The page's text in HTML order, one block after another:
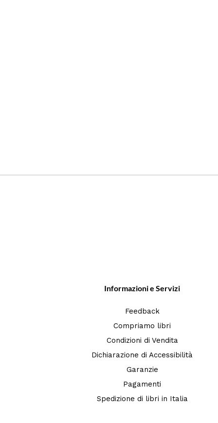
Informazioni e Servizi
Feedback
Compriamo libri
Condizioni di Vendita
Dichiarazione di Accessibilità
Garanzie
Pagamenti
Spedizione di libri in Italia